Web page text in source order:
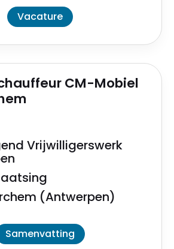
Vacature
CM-Mobiel
Vrijwilligerswerk
(Antwerpen)
Samenvatting